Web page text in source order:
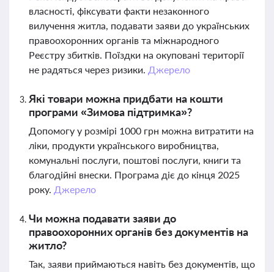
власності, фіксувати факти незаконного
вилучення житла, подавати заяви до українських
правоохоронних органів та міжнародного
Реєстру збитків. Поїздки на окуповані території
не радяться через ризики. Джерело
Які товари можна придбати на кошти
програми «Зимова підтримка»?
Допомогу у розмірі 1000 грн можна витратити на
ліки, продукти українського виробництва,
комунальні послуги, поштові послуги, книги та
благодійні внески. Програма діє до кінця 2025
року. Джерело
Чи можна подавати заяви до
правоохоронних органів без документів на
житло?
Так, заяви приймаються навіть без документів, що